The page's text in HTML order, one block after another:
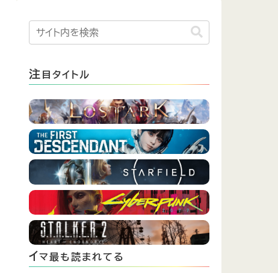
注 目タイトル
イマ最も読まれてる